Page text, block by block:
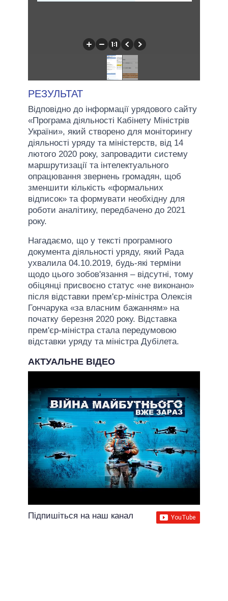
РЕЗУЛЬТАТ
Відповідно до інформації урядового сайту
«Програма діяльності Кабінету Міністрів
України», який створено для моніторингу
діяльності уряду та міністерств, від 14
лютого 2020 року, запровадити систему
маршрутизації та інтелектуального
опрацювання звернень громадян, щоб
зменшити кількість «формальних
відписок» та формувати необхідну для
роботи аналітику, передбачено до 2021
року.
Нагадаємо, що у тексті програмного
документа діяльності уряду, який Рада
ухвалила 04.10.2019, будь-які терміни
щодо цього зобов'язання – відсутні, тому
обіцянці присвоєно статус «не виконано»
після відставки прем'єр-міністра Олексія
Гончарука «за власним бажанням» на
початку березня 2020 року. Відставка
прем'єр-міністра стала передумовою
відставки уряду та міністра Дубілета.
АКТУАЛЬНЕ ВІДЕО
Підпишіться на наш канал